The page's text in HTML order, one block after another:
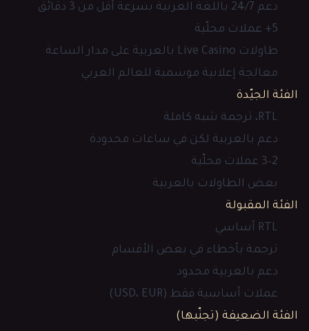
دعم 24/7 باللغة العربية بسرعة أقل من 3 دقائق
5+ عملات محلّية
طاولات Live Casino بالعربية على مدار الساعة
معالجة إعلانية موسمية للعالم العربي
الفئة الجيّدة
RTL، ترجمة شبه كاملة
دعم بالعربية لكن في ساعات محدودة
2–3 عملات محلّية
بعض الطاولات بالعربية
الفئة المقبولة
RTL أساسي
ترجمة بأخطاء في بعض الأقسام
دعم بالعربية محدود
عملات أساسية فقط (USD، EUR)
الفئة الضعيفة (تجنّبها)